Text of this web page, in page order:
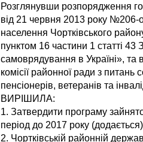
Розглянувши розпорядження
від 21 червня 2013 року №206-
населення Чортківського
пунктом 16 частини 1 статті
самоврядування в Україні», та
комісії районної ради з
пенсіонерів, ветеранів та
ВИРІШИЛА:
1. Затвердити програму
період до 2017 року
2. Чортківській районній